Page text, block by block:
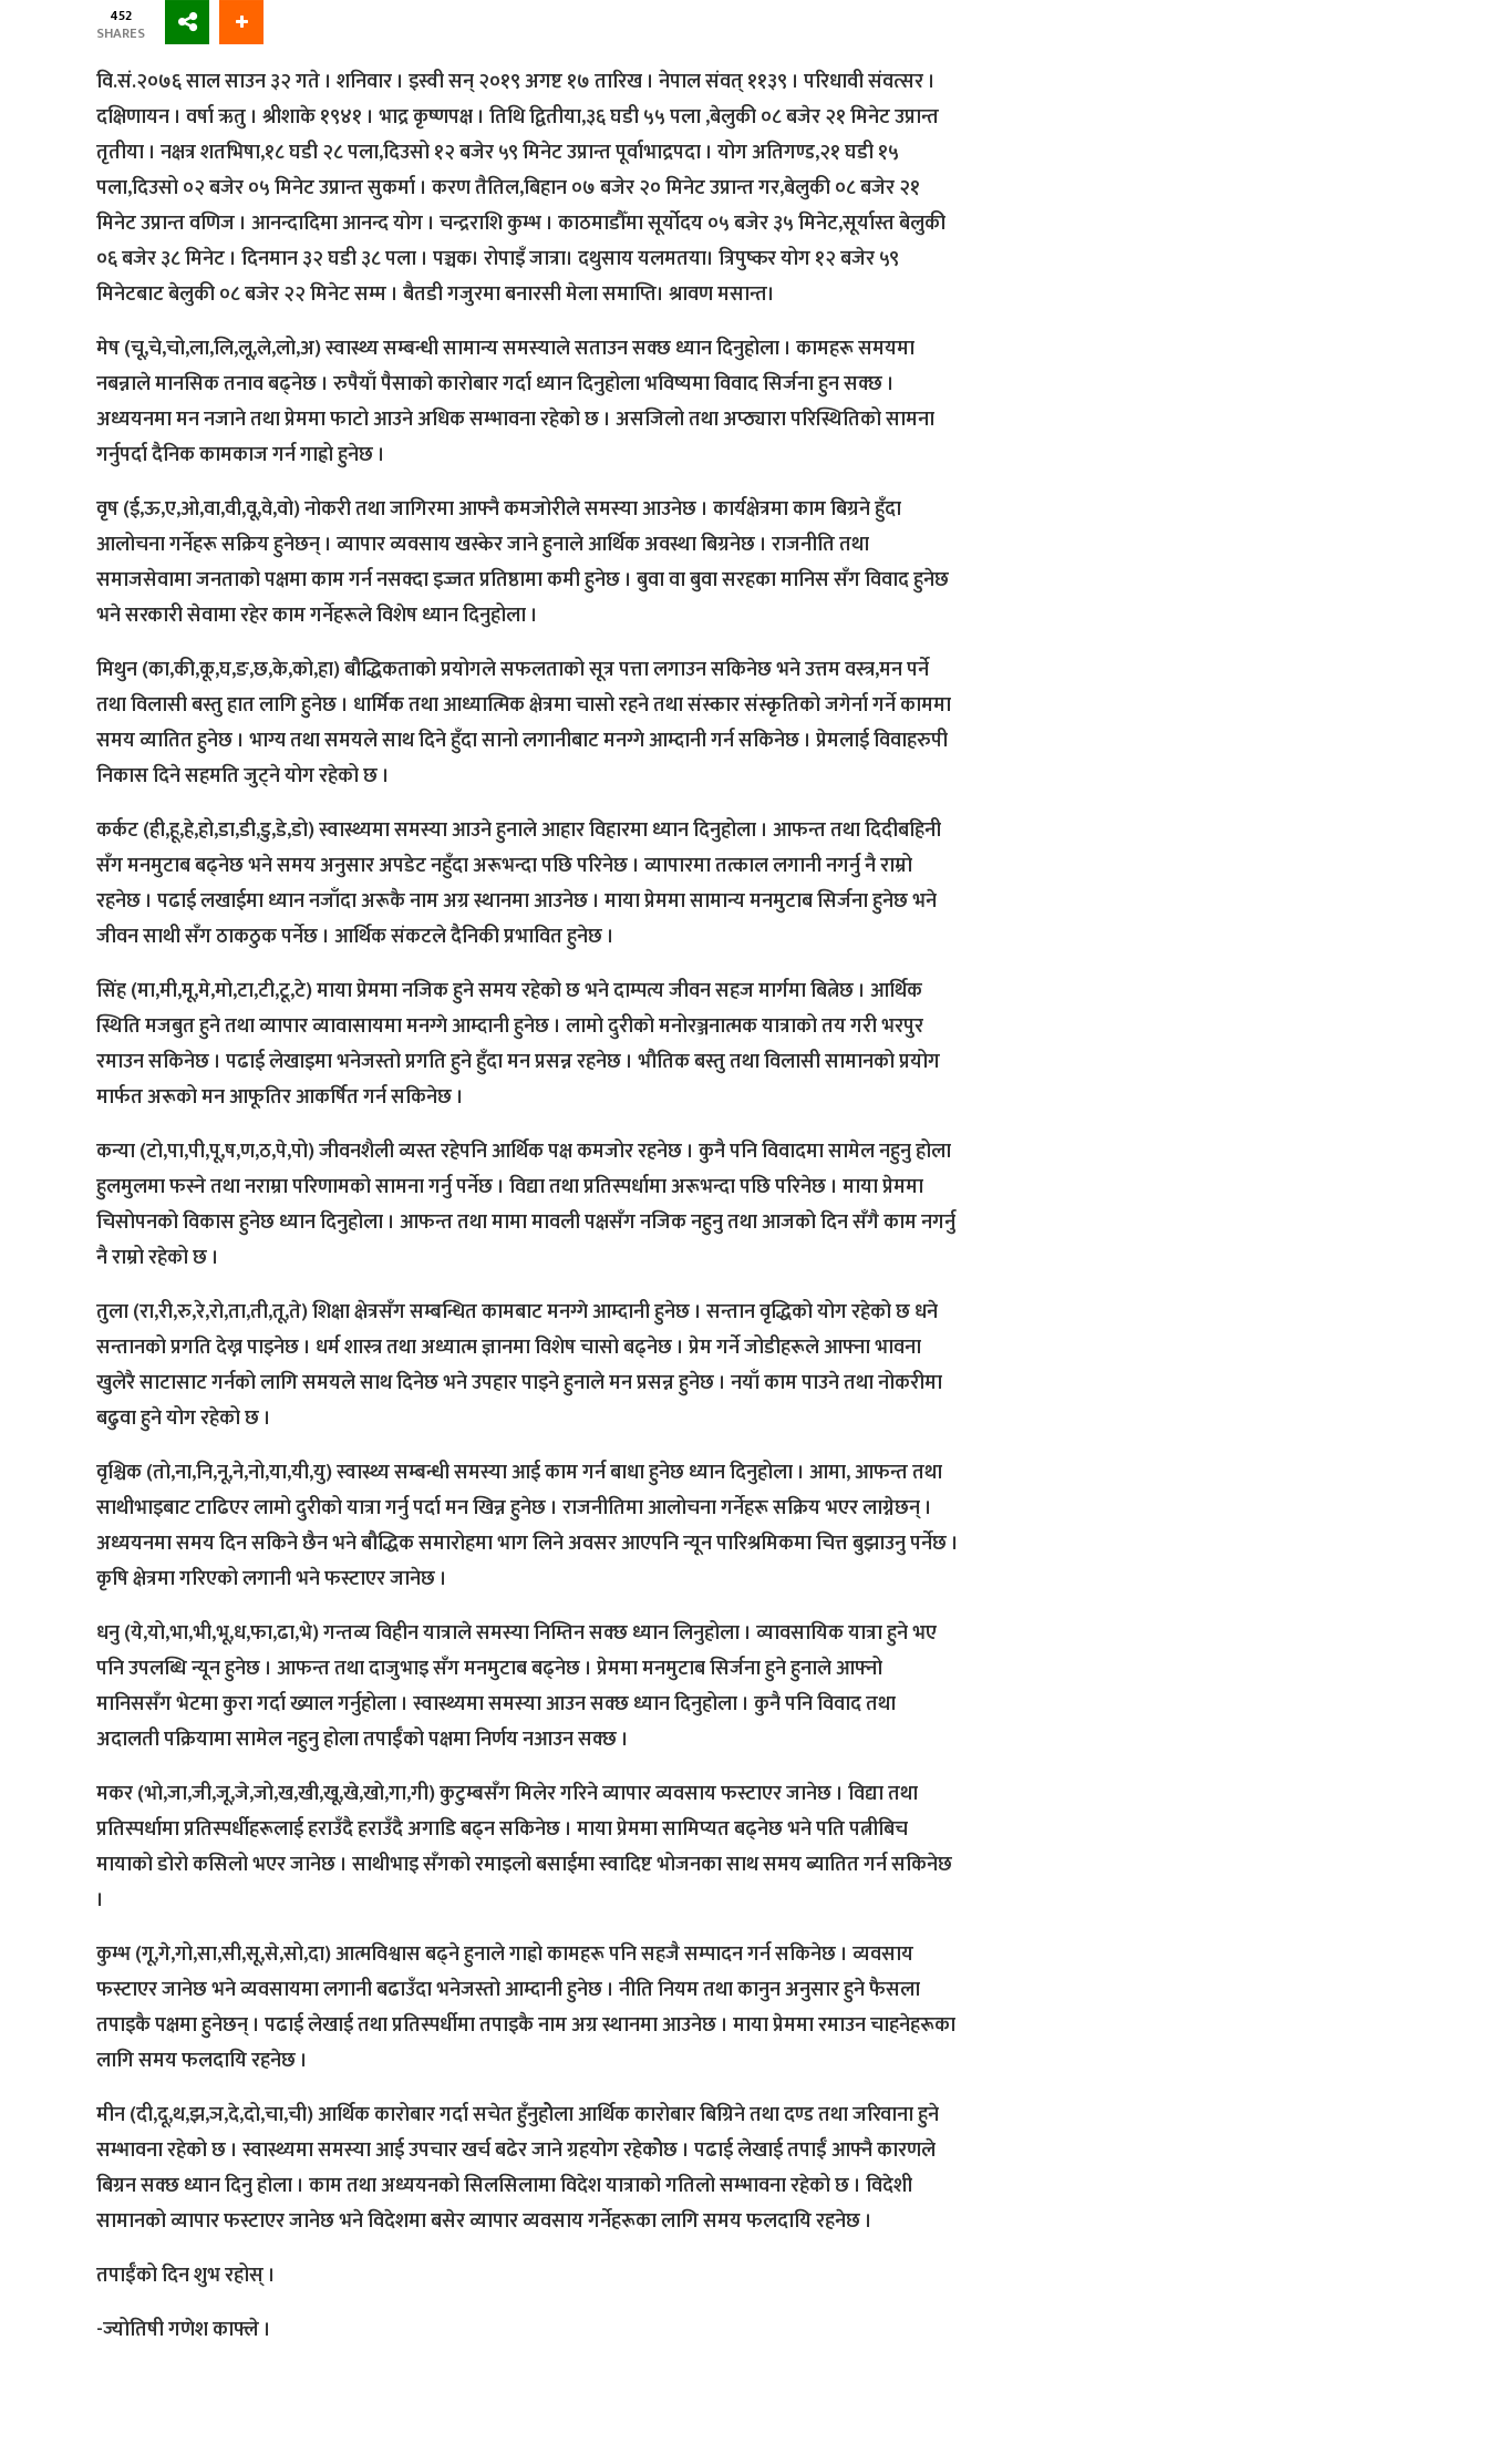
452
SHARES
वि.सं.२०७६ साल साउन ३२ गते । शनिवार । इस्वी सन् २०१९ अगष्ट १७ तारिख । नेपाल संवत् ११३९ । परिधावी संवत्सर ।
दक्षिणायन । वर्षा ऋतु । श्रीशाके १९४१ । भाद्र कृष्णपक्ष । तिथि द्वितीया,३६ घडी ५५ पला ,बेलुकी ०८ बजेर २१ मिनेट उप्रान्त
तृतीया । नक्षत्र शतभिषा,१८ घडी २८ पला,दिउसो १२ बजेर ५९ मिनेट उप्रान्त पूर्वाभाद्रपदा । योग अतिगण्ड,२१ घडी १५
पला,दिउसो ०२ बजेर ०५ मिनेट उप्रान्त सुकर्मा । करण तैतिल,बिहान ०७ बजेर २० मिनेट उप्रान्त गर,बेलुकी ०८ बजेर २१
मिनेट उप्रान्त वणिज । आनन्दादिमा आनन्द योग । चन्द्रराशि कुम्भ । काठमाडौँमा सूर्योदय ०५ बजेर ३५ मिनेट,सूर्यास्त बेलुकी
०६ बजेर ३८ मिनेट । दिनमान ३२ घडी ३८ पला । पञ्चक। रोपाइँ जात्रा। दथुसाय यलमतया। त्रिपुष्कर योग १२ बजेर ५९
मिनेटबाट बेलुकी ०८ बजेर २२ मिनेट सम्म । बैतडी गजुरमा बनारसी मेला समाप्ति। श्रावण मसान्त।
मेष (चू,चे,चो,ला,लि,लू,ले,लो,अ) स्वास्थ्य सम्बन्धी सामान्य समस्याले सताउन सक्छ ध्यान दिनुहोला । कामहरू समयमा
नबन्नाले मानसिक तनाव बढ्नेछ । रुपैयाँ पैसाको कारोबार गर्दा ध्यान दिनुहोला भविष्यमा विवाद सिर्जना हुन सक्छ ।
अध्ययनमा मन नजाने तथा प्रेममा फाटो आउने अधिक सम्भावना रहेको छ । असजिलो तथा अप्ठ्यारा परिस्थितिको सामना
गर्नुपर्दा दैनिक कामकाज गर्न गाह्रो हुनेछ ।
वृष (ई,ऊ,ए,ओ,वा,वी,वू,वे,वो) नोकरी तथा जागिरमा आफ्नै कमजोरीले समस्या आउनेछ । कार्यक्षेत्रमा काम बिग्रने हुँदा
आलोचना गर्नेहरू सक्रिय हुनेछन् । व्यापार व्यवसाय खस्केर जाने हुनाले आर्थिक अवस्था बिग्रनेछ । राजनीति तथा
समाजसेवामा जनताको पक्षमा काम गर्न नसक्दा इज्जत प्रतिष्ठामा कमी हुनेछ । बुवा वा बुवा सरहका मानिस सँग विवाद हुनेछ
भने सरकारी सेवामा रहेर काम गर्नेहरूले विशेष ध्यान दिनुहोला ।
मिथुन (का,की,कू,घ,ङ,छ,के,को,हा) बौद्धिकताको प्रयोगले सफलताको सूत्र पत्ता लगाउन सकिनेछ भने उत्तम वस्त्र,मन पर्ने
तथा विलासी बस्तु हात लागि हुनेछ । धार्मिक तथा आध्यात्मिक क्षेत्रमा चासो रहने तथा संस्कार संस्कृतिको जगेर्ना गर्ने काममा
समय व्यातित हुनेछ । भाग्य तथा समयले साथ दिने हुँदा सानो लगानीबाट मनग्गे आम्दानी गर्न सकिनेछ । प्रेमलाई विवाहरुपी
निकास दिने सहमति जुट्ने योग रहेको छ ।
कर्कट (ही,हू,हे,हो,डा,डी,डु,डे,डो) स्वास्थ्यमा समस्या आउने हुनाले आहार विहारमा ध्यान दिनुहोला । आफन्त तथा दिदीबहिनी
सँग मनमुटाब बढ्नेछ भने समय अनुसार अपडेट नहुँदा अरूभन्दा पछि परिनेछ । व्यापारमा तत्काल लगानी नगर्नु नै राम्रो
रहनेछ । पढाई लखाईमा ध्यान नजाँदा अरूकै नाम अग्र स्थानमा आउनेछ । माया प्रेममा सामान्य मनमुटाब सिर्जना हुनेछ भने
जीवन साथी सँग ठाकठुक पर्नेछ । आर्थिक संकटले दैनिकी प्रभावित हुनेछ ।
सिंह (मा,मी,मू,मे,मो,टा,टी,टू,टे) माया प्रेममा नजिक हुने समय रहेको छ भने दाम्पत्य जीवन सहज मार्गमा बित्नेछ । आर्थिक
स्थिति मजबुत हुने तथा व्यापार व्यावासायमा मनग्गे आम्दानी हुनेछ । लामो दुरीको मनोरञ्जनात्मक यात्राको तय गरी भरपुर
रमाउन सकिनेछ । पढाई लेखाइमा भनेजस्तो प्रगति हुने हुँदा मन प्रसन्न रहनेछ । भौतिक बस्तु तथा विलासी सामानको प्रयोग
मार्फत अरूको मन आफूतिर आकर्षित गर्न सकिनेछ ।
कन्या (टो,पा,पी,पू,ष,ण,ठ,पे,पो) जीवनशैली व्यस्त रहेपनि आर्थिक पक्ष कमजोर रहनेछ । कुनै पनि विवादमा सामेल नहुनु होला
हुलमुलमा फस्ने तथा नराम्रा परिणामको सामना गर्नु पर्नेछ । विद्या तथा प्रतिस्पर्धामा अरूभन्दा पछि परिनेछ । माया प्रेममा
चिसोपनको विकास हुनेछ ध्यान दिनुहोला । आफन्त तथा मामा मावली पक्षसँग नजिक नहुनु तथा आजको दिन सँगै काम नगर्नु
नै राम्रो रहेको छ ।
तुला (रा,री,रु,रे,रो,ता,ती,तू,ते) शिक्षा क्षेत्रसँग सम्बन्धित कामबाट मनग्गे आम्दानी हुनेछ । सन्तान वृद्धिको योग रहेको छ धने
सन्तानको प्रगति देख्न पाइनेछ । धर्म शास्त्र तथा अध्यात्म ज्ञानमा विशेष चासो बढ्नेछ । प्रेम गर्ने जोडीहरूले आफ्ना भावना
खुलेरै साटासाट गर्नको लागि समयले साथ दिनेछ भने उपहार पाइने हुनाले मन प्रसन्न हुनेछ । नयाँ काम पाउने तथा नोकरीमा
बढुवा हुने योग रहेको छ ।
वृश्चिक (तो,ना,नि,नू,ने,नो,या,यी,यु) स्वास्थ्य सम्बन्धी समस्या आई काम गर्न बाधा हुनेछ ध्यान दिनुहोला । आमा, आफन्त तथा
साथीभाइबाट टाढिएर लामो दुरीको यात्रा गर्नु पर्दा मन खिन्न हुनेछ । राजनीतिमा आलोचना गर्नेहरू सक्रिय भएर लाग्नेछन् ।
अध्ययनमा समय दिन सकिने छैन भने बौद्धिक समारोहमा भाग लिने अवसर आएपनि न्यून पारिश्रमिकमा चित्त बुझाउनु पर्नेछ ।
कृषि क्षेत्रमा गरिएको लगानी भने फस्टाएर जानेछ ।
धनु (ये,यो,भा,भी,भू,ध,फा,ढा,भे) गन्तव्य विहीन यात्राले समस्या निम्तिन सक्छ ध्यान लिनुहोला । व्यावसायिक यात्रा हुने भए
पनि उपलब्धि न्यून हुनेछ । आफन्त तथा दाजुभाइ सँग मनमुटाब बढ्नेछ । प्रेममा मनमुटाब सिर्जना हुने हुनाले आफ्नो
मानिससँग भेटमा कुरा गर्दा ख्याल गर्नुहोला । स्वास्थ्यमा समस्या आउन सक्छ ध्यान दिनुहोला । कुनै पनि विवाद तथा
अदालती पक्रियामा सामेल नहुनु होला तपाईँको पक्षमा निर्णय नआउन सक्छ ।
मकर (भो,जा,जी,जू,जे,जो,ख,खी,खू,खे,खो,गा,गी) कुटुम्बसँग मिलेर गरिने व्यापार व्यवसाय फस्टाएर जानेछ । विद्या तथा
प्रतिस्पर्धामा प्रतिस्पर्धीहरूलाई हराउँदै हराउँदै अगाडि बढ्न सकिनेछ । माया प्रेममा सामिप्यत बढ्नेछ भने पति पत्नीबिच
मायाको डोरो कसिलो भएर जानेछ । साथीभाइ सँगको रमाइलो बसाईमा स्वादिष्ट भोजनका साथ समय ब्यातित गर्न सकिनेछ
।
कुम्भ (गू,गे,गो,सा,सी,सू,से,सो,दा) आत्मविश्वास बढ्ने हुनाले गाह्रो कामहरू पनि सहजै सम्पादन गर्न सकिनेछ । व्यवसाय
फस्टाएर जानेछ भने व्यवसायमा लगानी बढाउँदा भनेजस्तो आम्दानी हुनेछ । नीति नियम तथा कानुन अनुसार हुने फैसला
तपाइकै पक्षमा हुनेछन् । पढाई लेखाई तथा प्रतिस्पर्धीमा तपाइकै नाम अग्र स्थानमा आउनेछ । माया प्रेममा रमाउन चाहनेहरूका
लागि समय फलदायि रहनेछ ।
मीन (दी,दू,थ,झ,ञ,दे,दो,चा,ची) आर्थिक कारोबार गर्दा सचेत हुँनुहोेला आर्थिक कारोबार बिग्रिने तथा दण्ड तथा जरिवाना हुने
सम्भावना रहेको छ । स्वास्थ्यमा समस्या आई उपचार खर्च बढेर जाने ग्रहयोग रहेकोेछ । पढाई लेखाई तपाईँ आफ्नै कारणले
बिग्रन सक्छ ध्यान दिनु होला । काम तथा अध्ययनको सिलसिलामा विदेश यात्राको गतिलो सम्भावना रहेको छ । विदेशी
सामानको व्यापार फस्टाएर जानेछ भने विदेशमा बसेर व्यापार व्यवसाय गर्नेहरूका लागि समय फलदायि रहनेछ ।
तपाईँको दिन शुभ रहोस् ।
-ज्योतिषी गणेश काफ्ले ।